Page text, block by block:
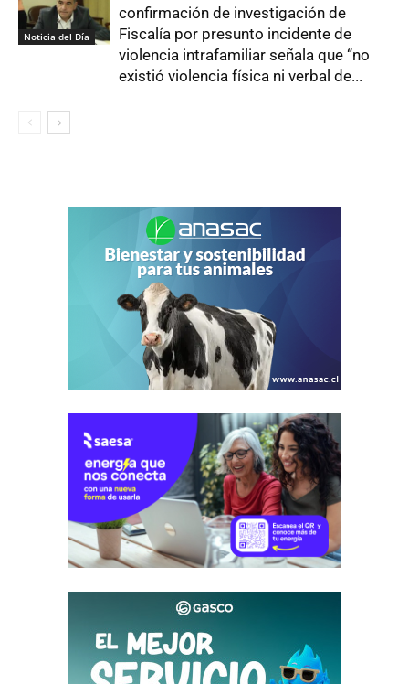
Noticia del Día
confirmación de investigación de
Fiscalía por presunto incidente de
violencia intrafamiliar señala que “no
existió violencia física ni verbal de...